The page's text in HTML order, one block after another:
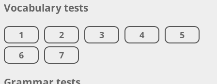
Vocabulary tests
1 2 3 4
5
6
7